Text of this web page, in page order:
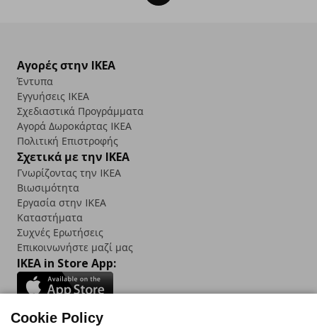
Αγορές στην IKEA
Έντυπα
Εγγυήσεις IKEA
Σχεδιαστικά Προγράμματα
Αγορά Δωρoκάρτας IKEA
Πολιτική Επιστροφής
Σχετικά με την IKEA
Γνωρίζοντας την IKEA
Βιωσιμότητα
Εργασία στην IKEA
Καταστήματα
Συχνές Ερωτήσεις
Επικοινωνήστε μαζί μας
IKEA in Store App:
Cookie Policy